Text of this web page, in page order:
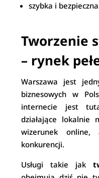
szybka i
Tworzenie
– rynek
Warszawa jest
biznesowych w
internecie jest
działające lokalnie
wizerunek
konkurencji.
Usługi takie jak